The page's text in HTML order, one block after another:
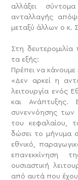
αλλάξει
ανταλλαγής
μεταξύ άλλων ο κ.
Στη
τα εξής:
Πρέπει να
«Δεν αρκεί η
λειτουργία ενός
και
συνεννόησης
του κεφαλαίου,
δώσει το μήνυμα
εθνικό,
επανεκκίνηση
ουσιαστική
από αυτά που